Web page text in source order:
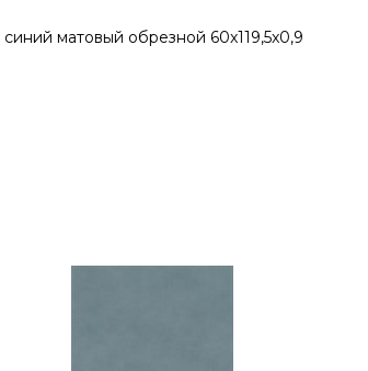
матовый обрезной 60x119,5x0,9